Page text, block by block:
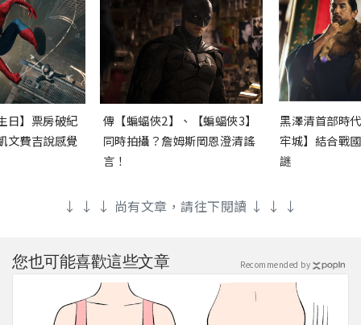
日】票房破紀
文費吉說感覺
傳【蝙蝠俠2】、【蝙蝠俠3】
同時拍攝？詹姆斯岡恩澄清謠
言！
黑澤清首部時
牢城】結合戰
謎
↓ ↓ ↓ 尚有文章，請往下閱讀 ↓ ↓ ↓
您也可能喜歡這些文章 Recommended by